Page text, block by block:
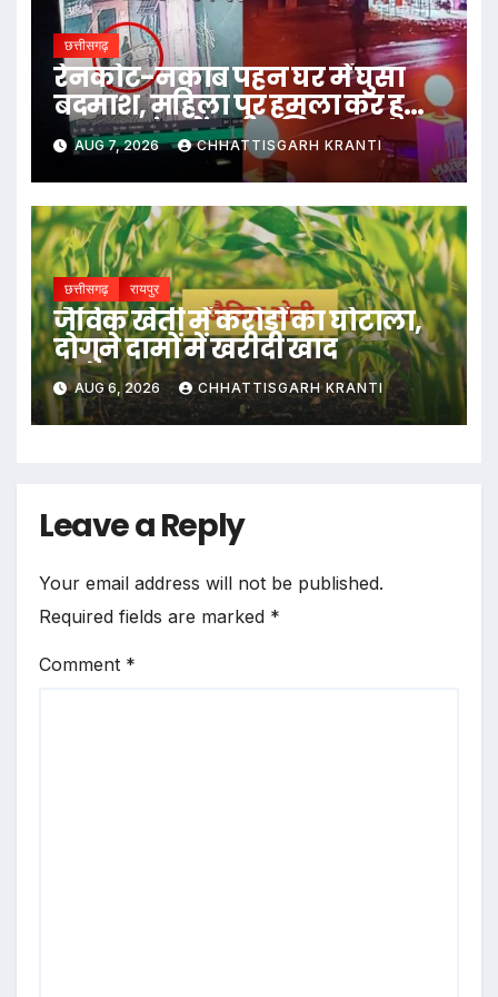
छत्तीसगढ़
रेनकोट-नकाब पहन घर में घुसा
बदमाश, महिला पर हमला कर हुआ
फरार; जांच में जुटी पुलिस…
AUG 7, 2026 CHHATTISGARH KRANTI
छत्तीसगढ़ रायपुर
जैविक खेती में करोड़ों का घोटाला,
दोगुने दामों में खरीदी खाद
AUG 6, 2026 CHHATTISGARH KRANTI
Leave a Reply
Your email address will not be published.
Required fields are marked *
Comment *